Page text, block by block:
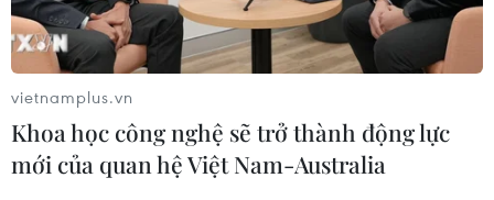
vietnamplus.vn
Khoa học công nghệ sẽ trở thành động lực
mới của quan hệ Việt Nam-Australia